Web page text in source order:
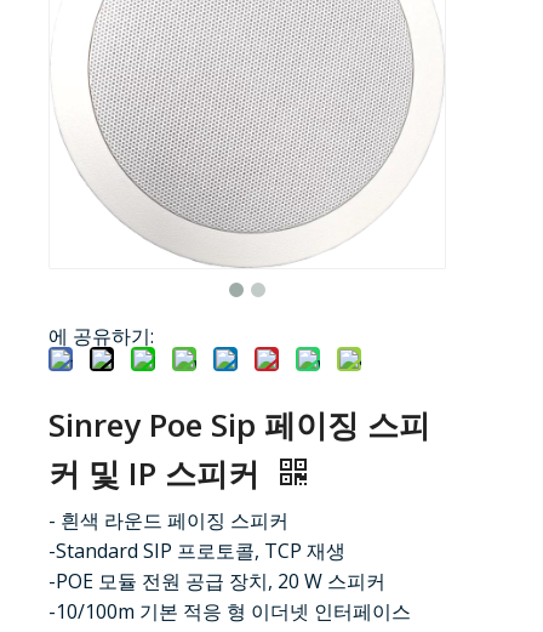
에 공유하기:
Sinrey Poe Sip 페이징 스피
커 및 IP 스피커
- 흰색 라운드 페이징 스피커
-Standard SIP 프로토콜, TCP 재생
-POE 모듈 전원 공급 장치, 20 W 스피커
-10/100m 기본 적응 형 이더넷 인터페이스